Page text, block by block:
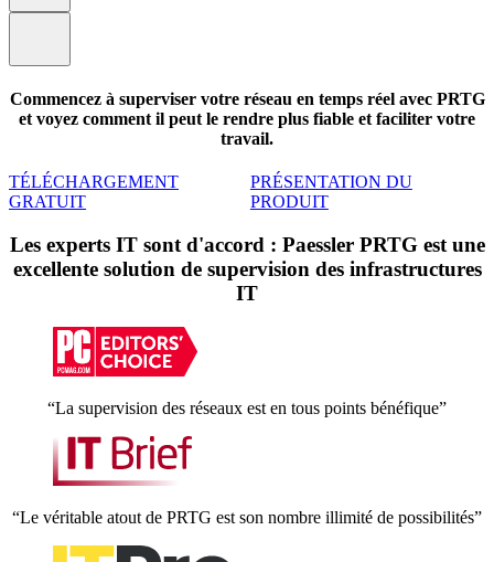
Commencez à superviser votre réseau en temps réel avec PRTG
et voyez comment il peut le rendre plus fiable et faciliter votre
travail.
TÉLÉCHARGEMENT
GRATUIT
PRÉSENTATION DU
PRODUIT
Les experts IT sont d'accord : Paessler PRTG est une
excellente solution de supervision des infrastructures
IT
“La supervision des réseaux est en tous points bénéfique”
“Le véritable atout de PRTG est son nombre illimité de possibilités”